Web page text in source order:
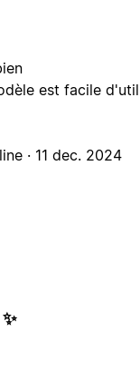
est facile
· 11 dec. 2024